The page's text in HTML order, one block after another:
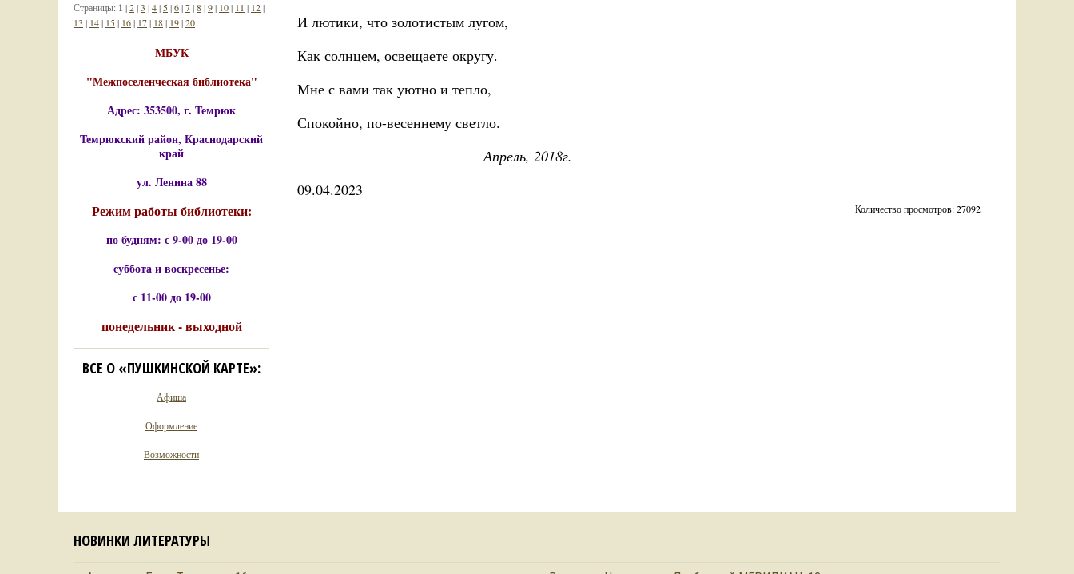
И лютики, что золотистым лугом,
Как солнцем, освещаете округу.
Мне с вами так уютно и тепло,
Спокойно, по-весеннему светло.
Апрель, 2018г.
09.04.2023
Количество просмотров: 27092
Страницы: 1 |2|3 |4| 5|6|7|8|9| 10| 11 | 12|
13 | 14| 15| 16| 17| 18| 19|20
МБУК
"Межпоселенческая библиотека"
Адрес: 353500, г. Темрюк
Темрюкский район, Краснодарский
край
ул. Ленина 88
Режим работы библиотеки:
по будням: с 9-00 до 19-00
суббота и воскресенье:
с 11-00 до 19-00
понедельник - выходной
ВСЕ О «ПУШКИНСКОЙ КАРТЕ»:
Афиша
Оформление
Возможности
НОВИНКИ ЛИТЕРАТУРЫ